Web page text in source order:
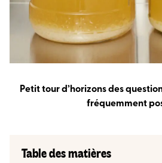
Petit tour d’horizons des
fréquemment
Table des matières